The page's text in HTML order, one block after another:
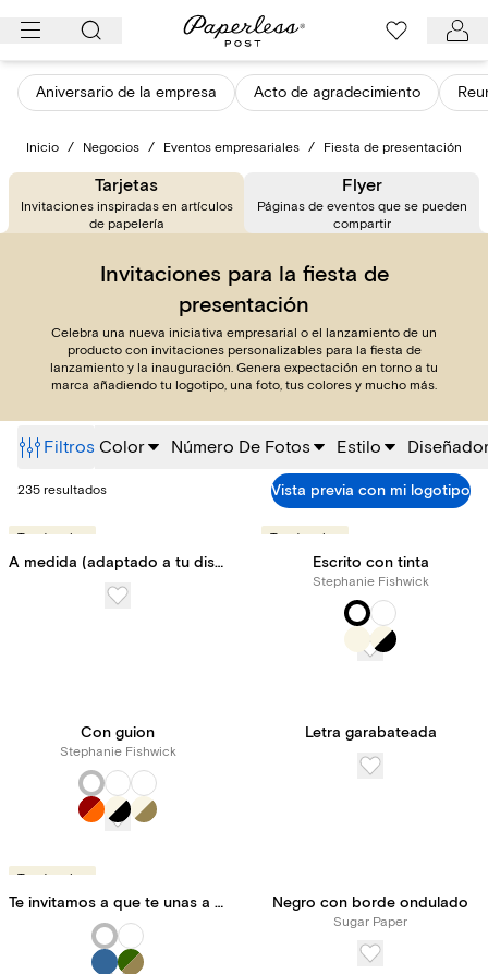
Ir
contenido
Aniversario de la empresa Acto de agradecimiento
Inicio / Negocios / Eventos empresariales / Fiesta de presentación
Tarjetas
Invitaciones inspiradas en artículos
de papelería
Flyer
Páginas de eventos que se pueden
compartir
Invitaciones para la fiesta de
presentación
Celebra una nueva iniciativa empresarial o el lanzamiento de un
producto con invitaciones personalizables para la fiesta de
lanzamiento y la inauguración. Genera expectación en torno a tu
marca añadiendo tu logotipo, una foto, tus colores y mucho más.
Filtros Color Número De Fotos Estilo
235 resultados Vista previa con mi logotipo
Tendencias
A medida (adaptado a tu diseño)
Tendencias
Escrito con tinta
Stephanie Fishwick
Con guion
Stephanie Fishwick
Letra garabateada
Tendencias
Te invitamos a que te unas a nosotros Negro con borde ondulado
Sugar Paper